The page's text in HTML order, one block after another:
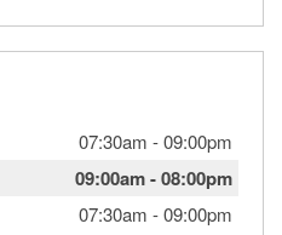
07:30am -09:00pm
09:00am-08:00pm
07:30am -09:00pm